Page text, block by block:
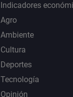
Indicadores
Agro
Ambiente
Cultura
Deportes
Tecnología
Opinión